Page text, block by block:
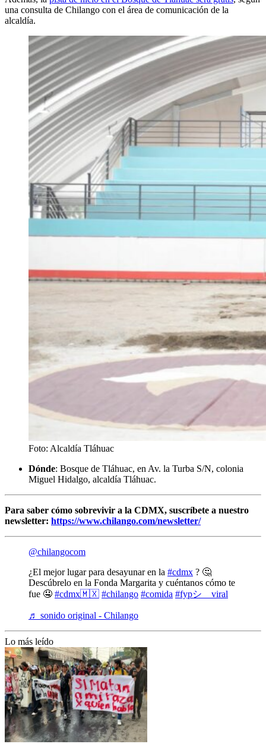
una consulta de Chilango con el área de comunicación de la
alcaldía.
Foto: Alcaldía Tláhuac
Dónde: Bosque de Tláhuac, en Av. la Turba S/N, colonia
Miguel Hidalgo, alcaldía Tláhuac.
Para saber cómo sobrevivir a la CDMX, suscríbete a nuestro
newsletter: https://www.chilango.com/newsletter/
@chilangocom
¿El mejor lugar para desayunar en la #cdmx ? 🤔
Descúbrelo en la Fonda Margarita y cuéntanos cómo te
fue 🤤 #cdmx🇲🇽 #chilango #comida #fypシ゚viral
♬ sonido original - Chilango
Lo más leído